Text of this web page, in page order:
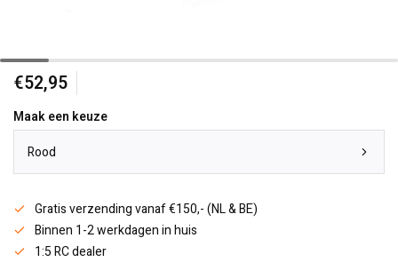
€52,95
Maak een keuze
Rood
Gratis verzending vanaf €150,- (NL & BE)
Binnen 1-2 werkdagen in huis
1:5 RC dealer